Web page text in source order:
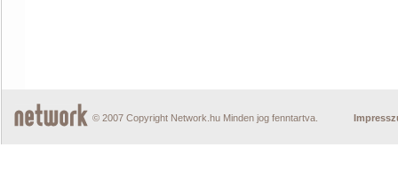
© 2007 Copyright Network.hu Minden jog fenntartva.